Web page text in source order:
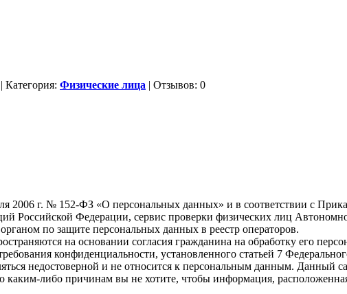
Категория: Физические лица | Отзывов: 0
2006 г. № 152-ФЗ «О персональных данных» и в соответствии с
Российской Федерации, сервис проверки физических лиц
по защите персональных данных в реестр операторов.
на основании согласия гражданина на обработку его
конфиденциальности, установленного статьей 7
недостоверной и не относится к персональным данным. Данный
либо причинам вы не хотите, чтобы информация,